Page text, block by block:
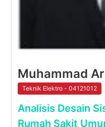
Muhammad
Teknik Elektro - 04121012
Analisis Desain
Rumah Sakit